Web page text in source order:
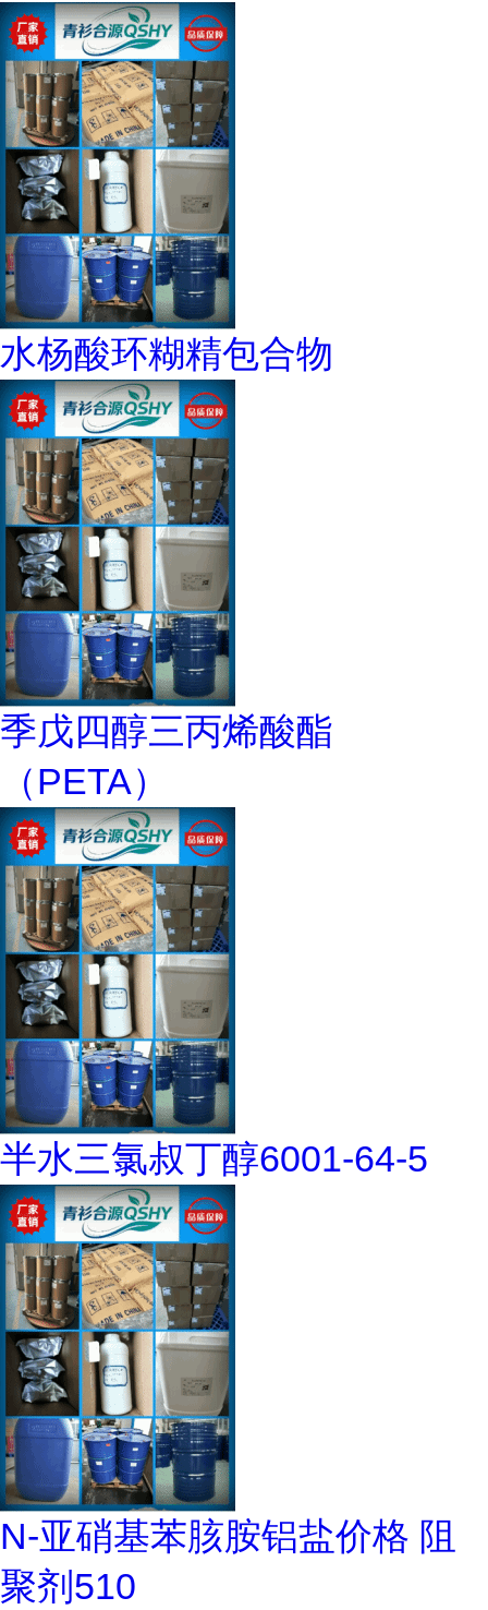
水杨酸环糊精包合物
季戊四醇三丙烯酸酯
（PETA）
半水三氯叔丁醇6001-64-5
N-亚硝基苯胲胺铝盐价格 阻
聚剂510